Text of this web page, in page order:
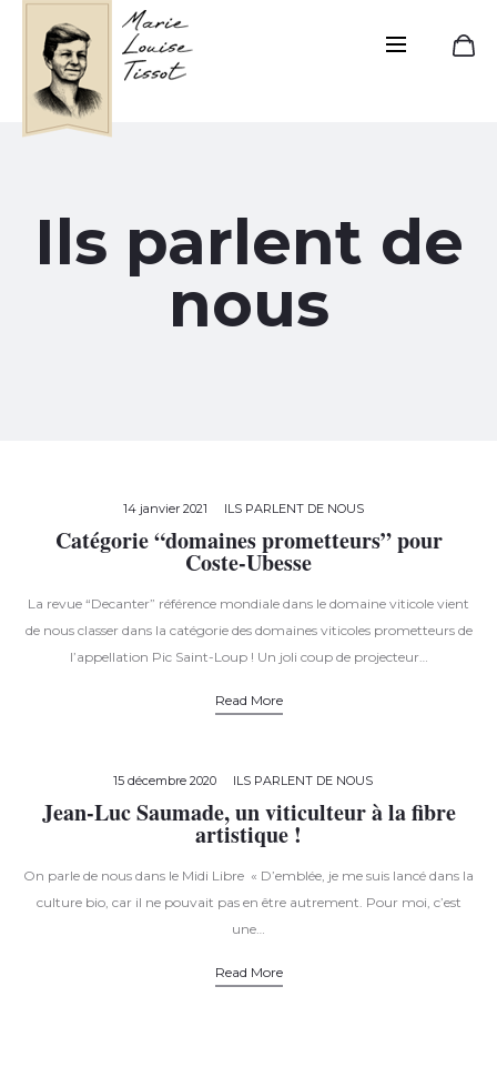
Ils parlent de
nous
14 janvier 2021 ILS PARLENT DE NOUS
Catégorie “domaines prometteurs” pour
Coste-Ubesse
La revue “Decanter” référence mondiale dans le domaine viticole vient
de nous classer dans la catégorie des domaines viticoles prometteurs de
l’appellation Pic Saint-Loup ! Un joli coup de projecteur…
Read More
15 décembre 2020 ILS PARLENT DE NOUS
Jean-Luc Saumade, un viticulteur à la fibre
artistique !
On parle de nous dans le Midi Libre « D’emblée, je me suis lancé dans la
culture bio, car il ne pouvait pas en être autrement. Pour moi, c’est
une…
Read More